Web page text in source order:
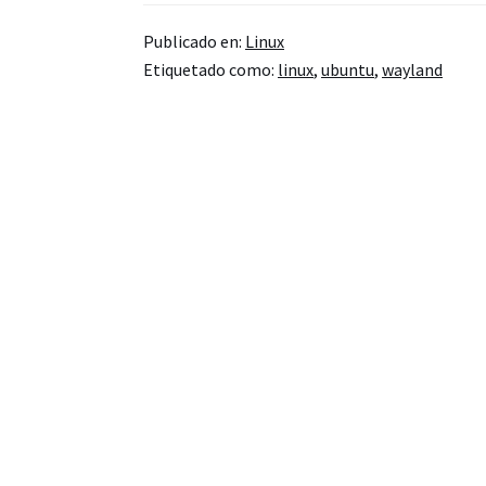
de
Publicado en: Linux
Etiquetado como: linux, ubuntu, wayland